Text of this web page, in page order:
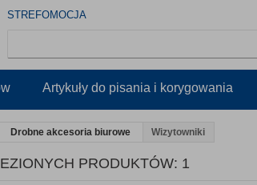
STREFOMOCJA
Artykuły do pisania i korygowania
Drobne akcesoria biurowe Wizytowniki
PRODUKTÓW: 1